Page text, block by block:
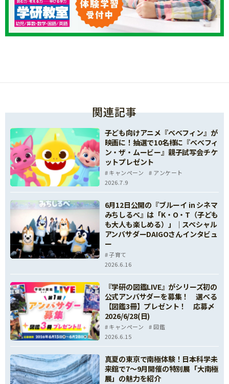
関連記事
子ども向けアニメ『べべフィン』が
映画に！抽選で10名様に『べべフィ
ン・ザ・ムービー』親子試写会チケ
ットプレゼント
キャンペーン
アンケート
2026.7.9
6月12日公開の『ブルーイ in シネマ
みちしるべ』は「K・O・T（子ども
も大人も楽しめる）」｜スペシャル
アンバサダーDAIGOさんインタビュ
ー
子育て
2026.6.16
『学研の図鑑LIVE』がシリーズ初の
公式アンバサダーを募集！ 選べる
【図鑑3冊】プレゼント！ 応募〆
2026/6/28(日)
キャンペーン
図鑑
2026.6.15
真夏の東京で南極体験！日本科学未
来館で7～9月開催の特別展「大南極
展」の魅力を紹介